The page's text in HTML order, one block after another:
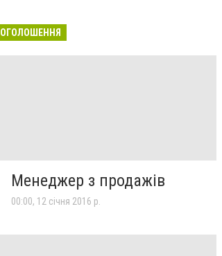
ОГОЛОШЕННЯ
Менеджер з продажів
00:00, 12 січня 2016 р.